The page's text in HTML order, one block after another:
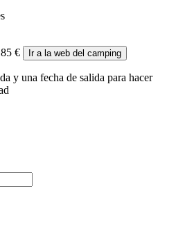
€ Ir a la web del camping
y una fecha de salida para hacer